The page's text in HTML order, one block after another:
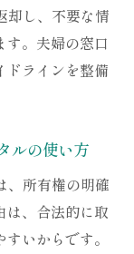
却し、不要な情
す。夫婦の窓口
ドラインを整備
ルの使い方
、所有権の明確
は、合法的に取
いからです。